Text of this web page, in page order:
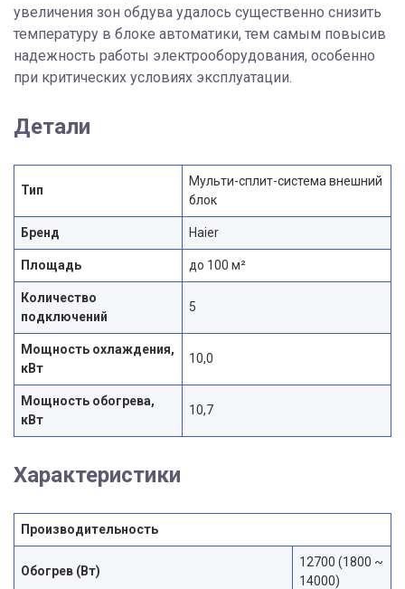
увеличения зон обдува удалось существенно снизить
температуру в блоке автоматики, тем самым повысив
надежность работы электрооборудования, особенно
при критических условиях эксплуатации.
Детали
Тип
Мульти-сплит-система внешний
блок
Бренд Haier
Площадь до 100 м²
Количество
подключений
5
Мощность охлаждения,
кВт
10,0
Мощность обогрева,
кВт
10,7
Характеристики
Производительность
Обогрев (Вт)
12700 (1800 ~
14000)